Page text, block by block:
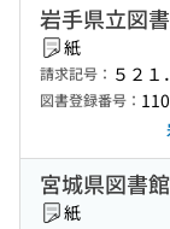
岩手県立図
紙
請求記号： ５２
図書登録番号：
宮城県図書館
紙